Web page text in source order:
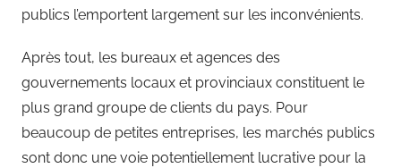
publics l’emportent largement sur les inconvénients.
Après tout, les bureaux et agences des
gouvernements locaux et provinciaux constituent le
plus grand groupe de clients du pays. Pour
beaucoup de petites entreprises, les marchés publics
sont donc une voie potentiellement lucrative pour la